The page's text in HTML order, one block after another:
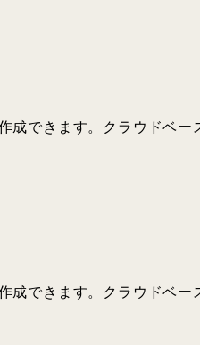
できます。クラウドベー
できます。クラウドベー